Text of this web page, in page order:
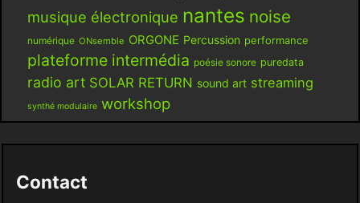
musique électronique nantes noise
numérique ONsemble ORGONE Percussion performance
plateforme intermédia poésie sonore puredata
radio art SOLAR RETURN sound art streaming
synthé modulaire workshop
Contact